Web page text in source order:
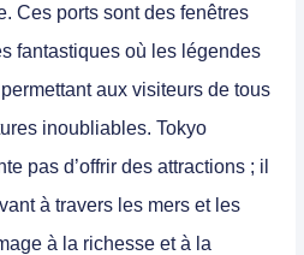
Ces ports sont des fenêtres
fantastiques où les légendes
aux visiteurs de tous
inoubliables. Tokyo
pas d’offrir des attractions ; il
à travers les mers et les
à la richesse et à la